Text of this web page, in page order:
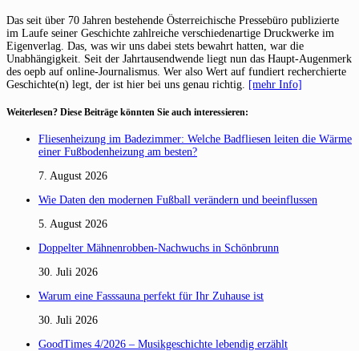
Das seit über 70 Jahren bestehende Österreichische Pressebüro publizierte
im Laufe seiner Geschichte zahlreiche verschiedenartige Druckwerke im
Eigenverlag. Das, was wir uns dabei stets bewahrt hatten, war die
Unabhängigkeit. Seit der Jahrtausendwende liegt nun das Haupt-Augenmerk
des oepb auf online-Journalismus. Wer also Wert auf fundiert recherchierte
Geschichte(n) legt, der ist hier bei uns genau richtig. [mehr Info]
Weiterlesen? Diese Beiträge könnten Sie auch interessieren:
Fliesenheizung im Badezimmer: Welche Badfliesen leiten die Wärme
einer Fußbodenheizung am besten?
7. August 2026
Wie Daten den modernen Fußball verändern und beeinflussen
5. August 2026
Doppelter Mähnenrobben-Nachwuchs in Schönbrunn
30. Juli 2026
Warum eine Fasssauna perfekt für Ihr Zuhause ist
30. Juli 2026
GoodTimes 4/2026 – Musikgeschichte lebendig erzählt